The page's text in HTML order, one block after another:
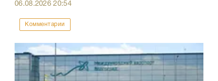
06.08.202620:54
Комментарии